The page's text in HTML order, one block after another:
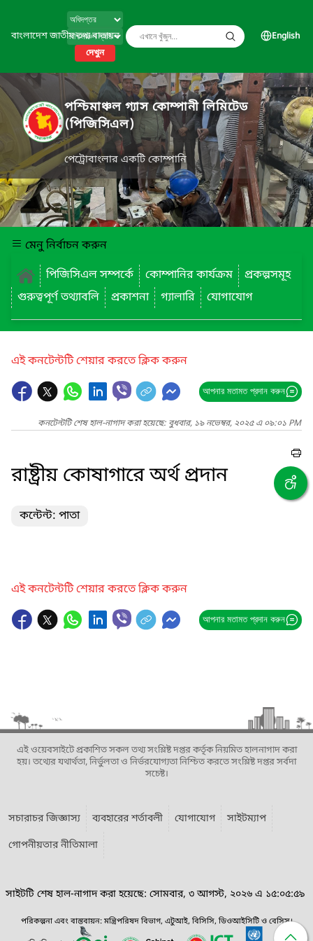
বাংলাদেশ জাতীয় তথ্য বাতায়ন
দেখুন
English
পশ্চিমাঞ্চল গ্যাস কোম্পানী লিমিটেড
(পিজিসিএল)
পেট্রোবাংলার একটি কোম্পানি
মেনু নির্বাচন করুন
পিজিসিএল সম্পর্কে
কোম্পানির কার্যক্রম
প্রকল্পসমূহ
গুরুত্বপূর্ণ তথ্যাবলি
প্রকাশনা গ্যালারি যোগাযোগ
এই কনটেন্টটি শেয়ার করতে ক্লিক করুন
আপনার মতামত প্রদান করুন
কনটেন্টটি শেষ হাল-নাগাদ করা হয়েছে: বুধবার, ১৯ নভেম্বর, ২০২৫ এ ০৯:০১ PM
রাষ্ট্রীয় কোষাগারে অর্থ প্রদান
কন্টেন্ট: পাতা
এই কনটেন্টটি শেয়ার করতে ক্লিক করুন
আপনার মতামত প্রদান করুন
এই ওয়েবসাইটে প্রকাশিত সকল তথ্য সংশ্লিষ্ট দপ্তর কর্তৃক নিয়মিত হালনাগাদ করা
হয়। তথ্যের যথার্থতা, নির্ভুলতা ও নির্ভরযোগ্যতা নিশ্চিত করতে সংশ্লিষ্ট দপ্তর সর্বদা
সচেষ্ট।
সচারাচর জিজ্ঞাস্য ব্যবহারের শর্তাবলী যোগাযোগ
সাইটম্যাপ
গোপনীয়তার নীতিমালা
সাইটটি শেষ হাল-নাগাদ করা হয়েছে: সোমবার, ৩ আগস্ট, ২০২৬ এ ১৫:০৫:৫৯
পরিকল্পনা এবং বাস্তবায়ন: মন্ত্রিপরিষদ বিভাগ, এটুআই, বিসিসি, ডিওআইসিটি ও বেসিস।